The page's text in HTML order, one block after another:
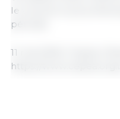
le volume le plus élevé
période.
11 mai 2026 / Cepea /
https://